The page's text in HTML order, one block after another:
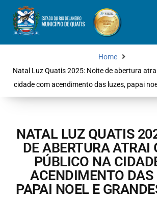
Home
Natal Luz Quatis 2025: Noite de abertura
cidade com acendimento das luzes, papai
NATAL LUZ QUATIS
DE ABERTURA ATRAI
PÚBLICO NA
ACENDIMENTO DAS
PAPAI NOEL E